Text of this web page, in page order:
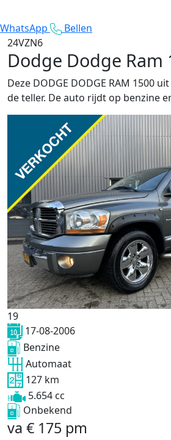
WhatsApp
Bellen
24VZN6
Dodge Dodge Ram
Deze DODGE DODGE RAM 1500
de teller. De auto rijdt op benzine
19
17-08-2006
Benzine
Automaat
127 km
5.654 cc
Onbekend
va € 175 pm